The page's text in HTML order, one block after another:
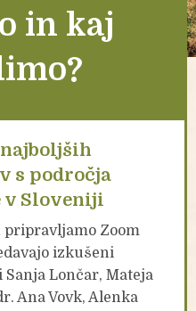
in kaj
s področja
v Sloveniji
pripravljamo Zoom
izkušeni
Lončar, Mateja
Ana Vovk, Alenka